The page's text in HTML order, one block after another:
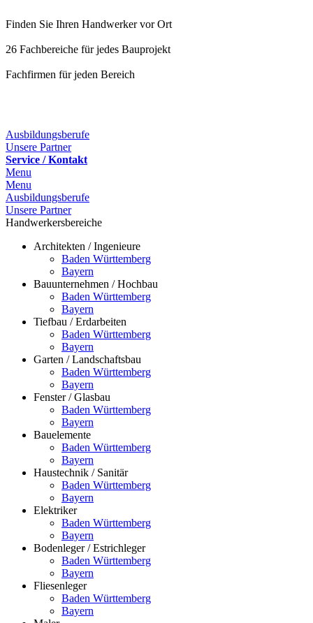
Finden Sie Ihren Handwerker vor Ort
26 Fachbereiche für jedes Bauprojekt
Fachfirmen für jeden Bereich
Ausbildungsberufe
Unsere Partner
Service / Kontakt
Menu
Menu
Ausbildungsberufe
Unsere Partner
Handwerkersbereiche
Architekten / Ingenieure
Baden Württemberg
Bayern
Bauunternehmen / Hochbau
Baden Württemberg
Bayern
Tiefbau / Erdarbeiten
Baden Württemberg
Bayern
Garten / Landschaftsbau
Baden Württemberg
Bayern
Fenster / Glasbau
Baden Württemberg
Bayern
Bauelemente
Baden Württemberg
Bayern
Haustechnik / Sanitär
Baden Württemberg
Bayern
Elektriker
Baden Württemberg
Bayern
Bodenleger / Estrichleger
Baden Württemberg
Bayern
Fliesenleger
Baden Württemberg
Bayern